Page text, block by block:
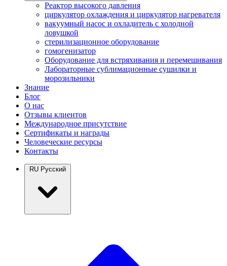
Реактор высокого давления
циркулятор охлаждения и циркулятор нагревателя
вакуумный насос и охладитель с холодной
ловушкой
стерилизационное оборудование
гомогенизатор
Оборудование для встряхивания и перемешивания
Лабораторные сублимационные сушилки и
морозильники
Знание
Блог
О нас
Отзывы клиентов
Международное присутствие
Сертификаты и награды
Человеческие ресурсы
Контакты
RU Русский